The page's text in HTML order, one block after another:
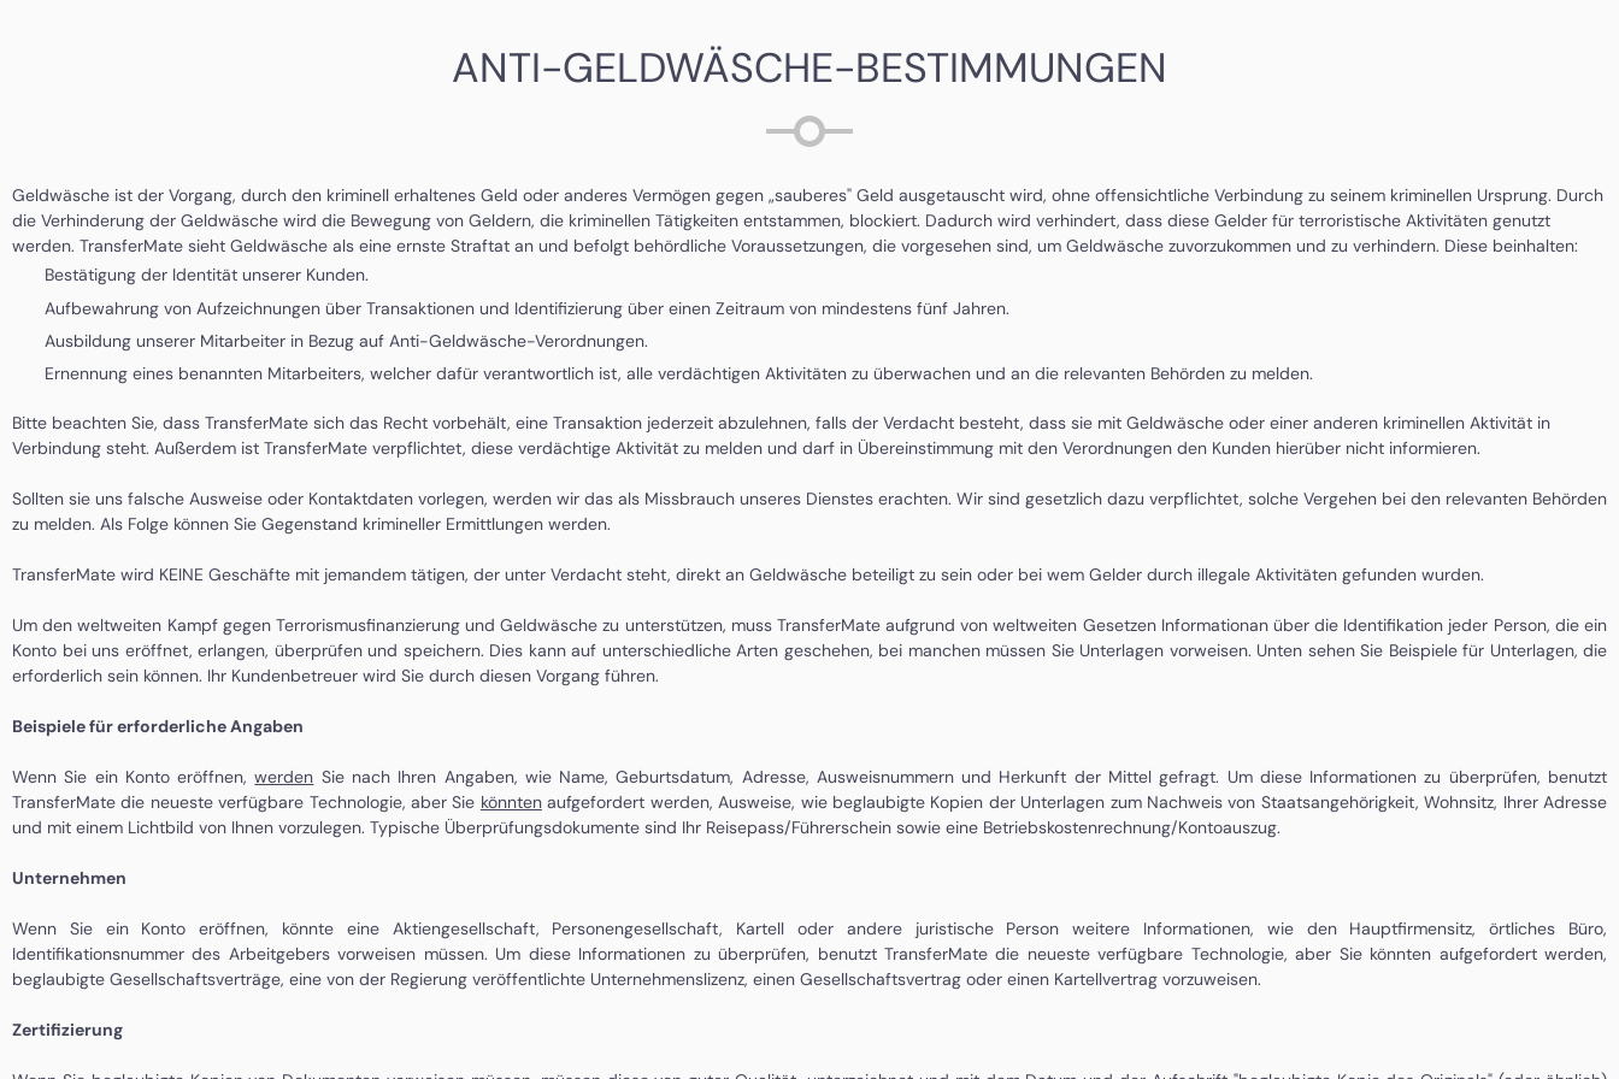
ANTI-GELDWÄSCHE-BESTIMMUNGEN
Geldwäsche ist der Vorgang, durch den kriminell erhaltenes Geld oder anderes Vermögen gegen „sauberes" Geld ausgetauscht wird, ohne offensichtliche Verbindung zu seinem kriminellen Ursprung. Durch
die Verhinderung der Geldwäsche wird die Bewegung von Geldern, die kriminellen Tätigkeiten entstammen, blockiert. Dadurch wird verhindert, dass diese Gelder für terroristische Aktivitäten genutzt
werden. TransferMate sieht Geldwäsche als eine ernste Straftat an und befolgt behördliche Voraussetzungen, die vorgesehen sind, um Geldwäsche zuvorzukommen und zu verhindern. Diese beinhalten:
Bestätigung der Identität unserer Kunden.
Aufbewahrung von Aufzeichnungen über Transaktionen und Identifizierung über einen Zeitraum von mindestens fünf Jahren.
Ausbildung unserer Mitarbeiter in Bezug auf Anti-Geldwäsche-Verordnungen.
Ernennung eines benannten Mitarbeiters, welcher dafür verantwortlich ist, alle verdächtigen Aktivitäten zu überwachen und an die relevanten Behörden zu melden.
Bitte beachten Sie, dass TransferMate sich das Recht vorbehält, eine Transaktion jederzeit abzulehnen, falls der Verdacht besteht, dass sie mit Geldwäsche oder einer anderen kriminellen Aktivität in
Verbindung steht. Außerdem ist TransferMate verpflichtet, diese verdächtige Aktivität zu melden und darf in Übereinstimmung mit den Verordnungen den Kunden hierüber nicht informieren.
Sollten sie uns falsche Ausweise oder Kontaktdaten vorlegen, werden wir das als Missbrauch unseres Dienstes erachten. Wir sind gesetzlich dazu verpflichtet, solche Vergehen bei den relevanten Behörden
zu melden. Als Folge können Sie Gegenstand krimineller Ermittlungen werden.
TransferMate wird KEINE Geschäfte mit jemandem tätigen, der unter Verdacht steht, direkt an Geldwäsche beteiligt zu sein oder bei wem Gelder durch illegale Aktivitäten gefunden wurden.
Um den weltweiten Kampf gegen Terrorismusfinanzierung und Geldwäsche zu unterstützen, muss TransferMate aufgrund von weltweiten Gesetzen Informationan über die Identifikation jeder Person, die ein
Konto bei uns eröffnet, erlangen, überprüfen und speichern. Dies kann auf unterschiedliche Arten geschehen, bei manchen müssen Sie Unterlagen vorweisen. Unten sehen Sie Beispiele für Unterlagen, die
erforderlich sein können. Ihr Kundenbetreuer wird Sie durch diesen Vorgang führen.
Beispiele für erforderliche Angaben
Wenn Sie ein Konto eröffnen,werden Sie nach Ihren Angaben, wie Name, Geburtsdatum, Adresse, Ausweisnummern und Herkunft der Mittel gefragt. Um diese Informationen zu überprüfen, benutzt
TransferMate die neueste verfügbare Technologie, aber Sie könntenaufgefordert werden, Ausweise, wie beglaubigte Kopien der Unterlagen zum Nachweis von Staatsangehörigkeit, Wohnsitz, Ihrer Adresse
und mit einem Lichtbild von Ihnen vorzulegen. Typische Überprüfungsdokumente sind Ihr Reisepass/Führerschein sowie eine Betriebskostenrechnung/Kontoauszug.
Unternehmen
Wenn Sie ein Konto eröffnen, könnte eine Aktiengesellschaft, Personengesellschaft, Kartell oder andere juristische Person weitere Informationen, wie den Hauptfirmensitz, örtliches Büro,
Identifikationsnummer des Arbeitgebers vorweisen müssen. Um diese Informationen zu überprüfen, benutzt TransferMate die neueste verfügbare Technologie, aber Sie könnten aufgefordert werden,
beglaubigte Gesellschaftsverträge, eine von der Regierung veröffentlichte Unternehmenslizenz, einen Gesellschaftsvertrag oder einen Kartellvertrag vorzuweisen.
Zertifizierung